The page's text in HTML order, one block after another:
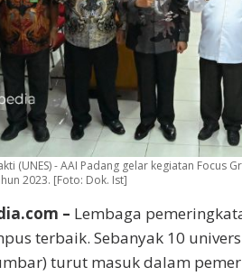
(UNES) - AAI Padang gelar kegiatan Focus
2023. [Foto: Dok. Ist]
– Lembaga
terbaik. Sebanyak 10
turut masuk dalam